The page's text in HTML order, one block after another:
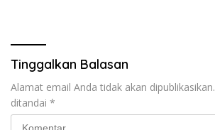
Tinggalkan Balasan
Alamat email Anda tidak akan dipublikasikan.
ditandai *